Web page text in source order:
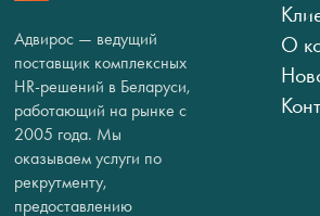
Адвирос — ведущий
поставщик комплексных
HR-решений в Беларуси,
работающий на рынке с
2005 года. Мы
оказываем услуги по
рекрутменту,
предоставлению
О